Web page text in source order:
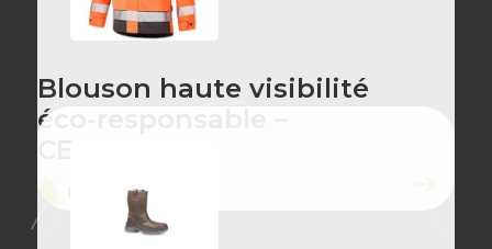
Blouson haute visibilité
éco-responsable –
ÉCO-CONÇU